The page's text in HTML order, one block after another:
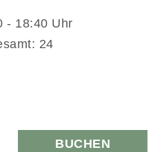
- 18:40 Uhr
24
BUCHEN